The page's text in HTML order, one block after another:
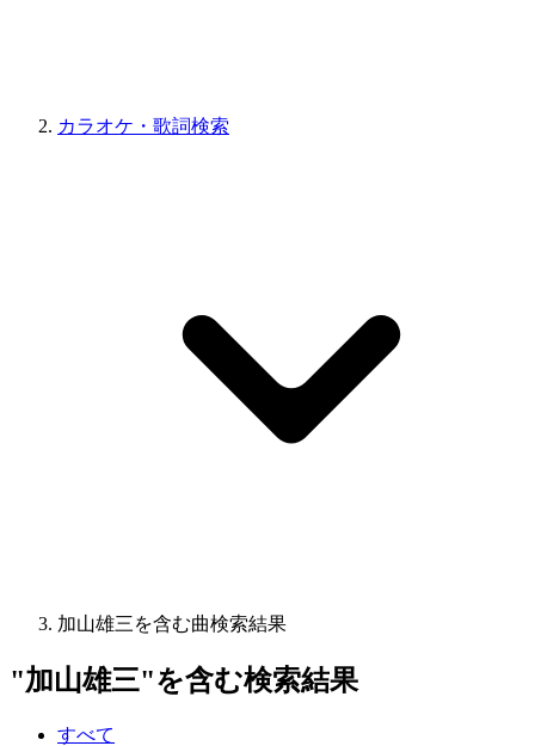
カラオケ・歌詞検索
加山雄三を含む曲検索結果
"加山雄三"を含む検索結果
すべて